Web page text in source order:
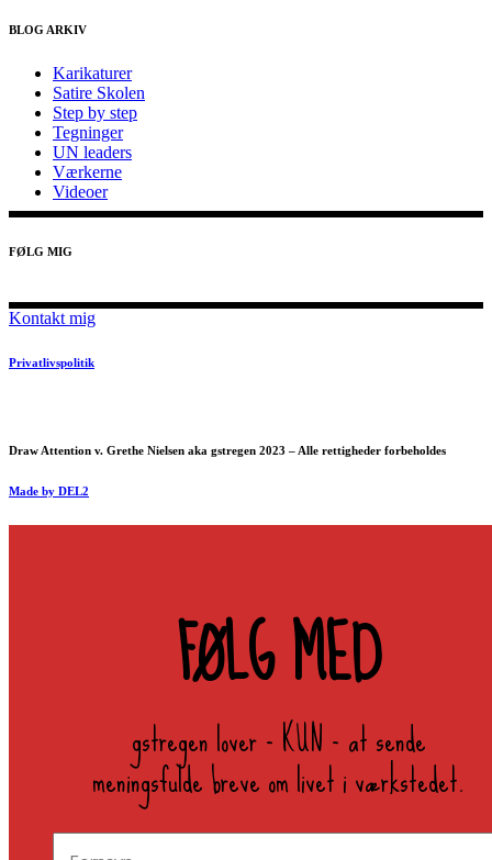
BLOG ARKIV
Karikaturer
Satire Skolen
Step by step
Tegninger
UN leaders
Værkerne
Videoer
FØLG MIG
Kontakt mig
Privatlivspolitik
Draw Attention v. Grethe Nielsen aka gstregen 2023 – Alle rettigheder forbeholdes
Made by DEL2
FØLG MED
gstregen lover - KUN - at sende
meningsfulde breve om livet i værkstedet.